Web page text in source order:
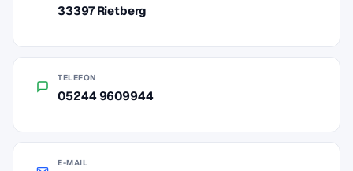
33397 Rietberg
TELEFON
05244 9609944
E-MAIL